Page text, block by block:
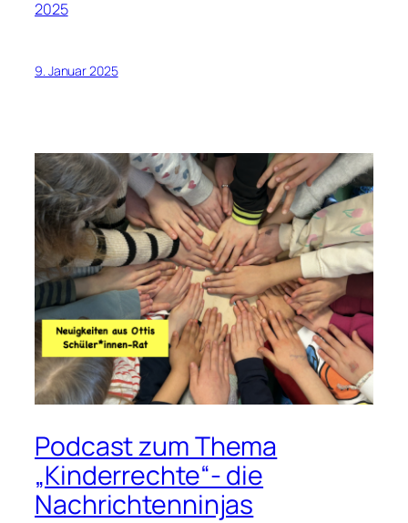
2025
9. Januar 2025
Podcast zum Thema
„Kinderrechte“- die
Nachrichtenninjas